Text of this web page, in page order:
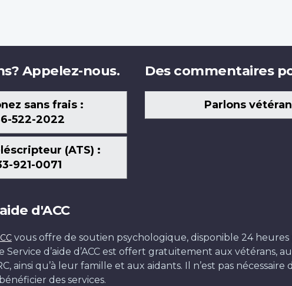
Appelez-nous.
sans frais :
522-2022
(ATS) :
921-0071
Des commentaires
Parlons
d'ACC
vous offre de soutien psychologique, disponible 24 heures
Service d’aide d’ACC est offert gratuitement aux vétérans,
ainsi qu’à leur famille et aux aidants. Il n’est pas nécessaire
des services.